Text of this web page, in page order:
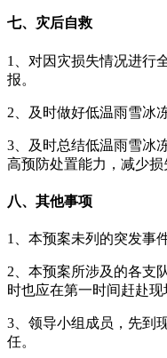
七、灾后自救
1、对因灾损失情况进行
报。
2、及时做好低温雨雪冰
3、及时总结低温雨雪冰
高预防处置能力，减少损
八、其他事项
1、本预案未列的突发事
2、本预案所涉及的各支
时也应在第一时间赶赴现
3、领导小组成员，先到
任。